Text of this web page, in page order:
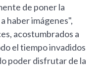
de poner la
haber imágenes",
acostumbrados a
el tiempo invadidos
poder disfrutar de la